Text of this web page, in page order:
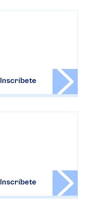
Inscríbete
Inscríbete